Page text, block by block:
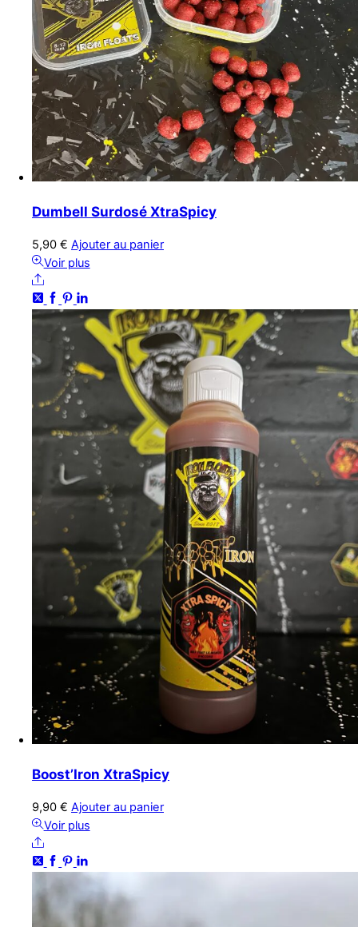
Dumbell Surdosé XtraSpicy
5,90 € Ajouter au panier
Voir plus
Share
Boost’Iron XtraSpicy
9,90 € Ajouter au panier
Voir plus
Share